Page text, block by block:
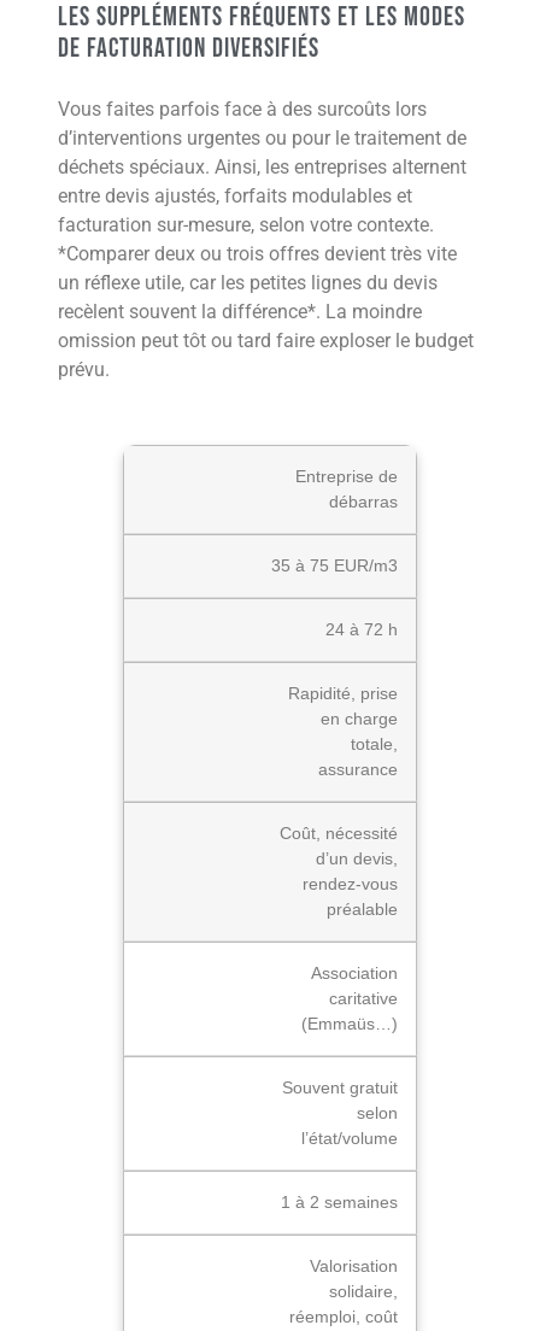
Les suppléments fréquents et les modes
de facturation diversifiés
Vous faites parfois face à des surcoûts lors
d’interventions urgentes ou pour le traitement de
déchets spéciaux. Ainsi, les entreprises alternent
entre devis ajustés, forfaits modulables et
facturation sur-mesure, selon votre contexte.
*Comparer deux ou trois offres devient très vite
un réflexe utile, car les petites lignes du devis
recèlent souvent la différence*. La moindre
omission peut tôt ou tard faire exploser le budget
prévu.
Entreprise de
débarras
35 à 75 EUR/m3
24 à 72 h
Rapidité, prise
en charge
totale,
assurance
Coût, nécessité
d’un devis,
rendez-vous
préalable
Association
caritative
(Emmaüs…)
Souvent gratuit
selon
l’état/volume
1 à 2 semaines
Valorisation
solidaire,
réemploi, coût